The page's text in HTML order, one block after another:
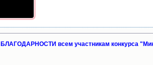
БЛАГОДАРНОСТИ всем участникам конкурса